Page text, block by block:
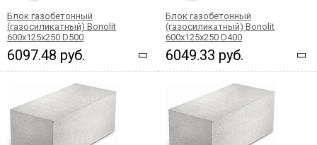
Блок газобетонный
(газосиликатный) Bonolit
600x125x250 D500
6097.48 руб.
Блок газобетонный
(газосиликатный) Bonolit
600x125x250 D400
6049.33 руб.